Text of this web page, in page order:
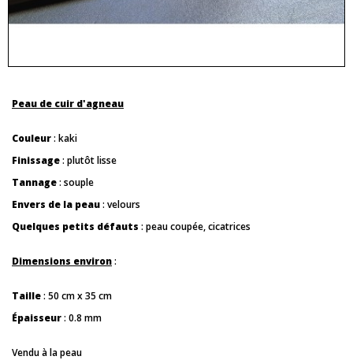
Peau de cuir d'agneau
Couleur: kaki
Finissage: plutôt lisse
Tannage: souple
Envers de la peau: velours
Quelques petits défauts : peau coupée, cicatrices
Dimensions environ:
Taille: 50 cm x 35 cm
Épaisseur: 0.8 mm
Vendu à la peau